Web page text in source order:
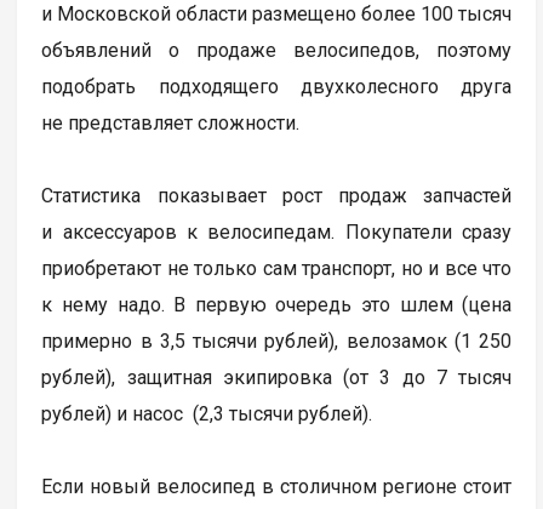
и Московской области размещено более 100 тысяч
объявлений о продаже велосипедов, поэтому
подобрать подходящего двухколесного друга
не представляет сложности.
Статистика показывает рост продаж запчастей
и аксессуаров к велосипедам. Покупатели сразу
приобретают не только сам транспорт, но и все что
к нему надо. В первую очередь это шлем (цена
примерно в 3,5 тысячи рублей), велозамок (1 250
рублей), защитная экипировка (от 3 до 7 тысяч
рублей) и насос (2,3 тысячи рублей).
Если новый велосипед в столичном регионе стоит